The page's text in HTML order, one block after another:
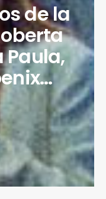
de la
Paula,